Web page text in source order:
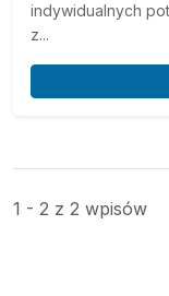
indywidualnych
z...
1 - 2 z 2 wpisów